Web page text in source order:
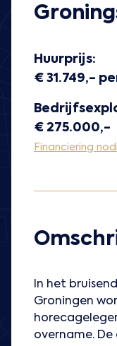
Huurprijs:
€ 31.749,-
€ 275.000,-
Financiering
In het
Groningen
overname.